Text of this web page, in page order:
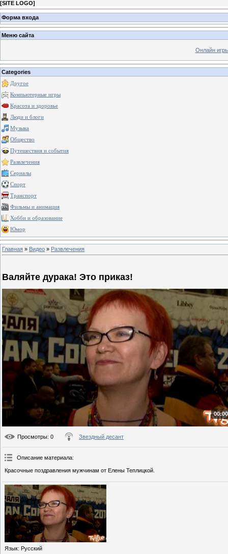
[SITE LOGO]
Форма входа
Меню сайта
Онлайн
Categories
Другое
Компьютерные игры
Красота и здоровье
Люди и блоги
Музыка
Общество
Путешествия и события
Развлечения
Сериалы
Спорт
Транспорт
Фильмы и анимация
Хобби и образование
Юмор
Главная » Видео » Развлечения
Валяйте дурака! Это приказ!
Просмотры: 0 Звездный десант
Описание материала:
Красочные поздравления мужчинам от Елены Теплицкой.
Язык: Русский